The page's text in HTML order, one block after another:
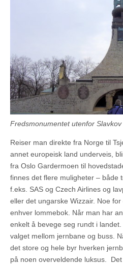
Fredsmonumentet utenfor Slavkov
Reiser man direkte fra Norge til
annet europeisk land underveis,
fra Oslo Gardermoen til
finnes det flere muligheter – både
f.eks. SAS og Czech Airlines og
eller det ungarske Wizzair. Noe
enhver lommebok. Når man har
enkelt å bevege seg rundt i
valget mellom jernbane og buss.
det store og hele byr hverken
på noen overveldende luksus.